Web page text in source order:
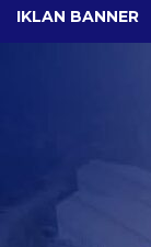
IKLAN BANNER